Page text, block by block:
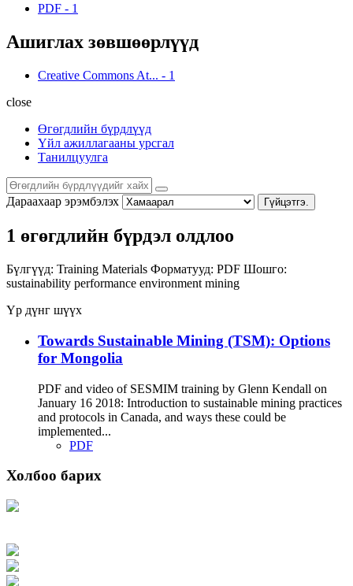
PDF - 1
Ашиглах зөвшөөрлүүд
Creative Commons At... - 1
close
Өгөгдлийн бүрдлүүд
Үйл ажиллагааны урсгал
Танилцуулга
Дараахаар эрэмбэлэх Гүйцэтгэ.
1 өгөгдлийн бүрдэл олдлоо
Бүлгүүд: Training Materials Форматууд: PDF Шошго:
sustainability performance environment mining
Үр дүнг шүүх
Towards Sustainable Mining (TSM): Options
for Mongolia
PDF and video of SESMIM training by Glenn Kendall on
January 16 2018: Introduction to sustainable mining practices
and protocols in Canada, and ways these could be
implemented...
PDF
Холбоо барих